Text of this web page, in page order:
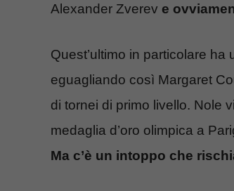
Alexander Zverev e
Quest’ultimo in particolare
eguagliando così Margaret
di tornei di primo livello. Nole
medaglia d’oro olimpica a
Ma c’è un intoppo che